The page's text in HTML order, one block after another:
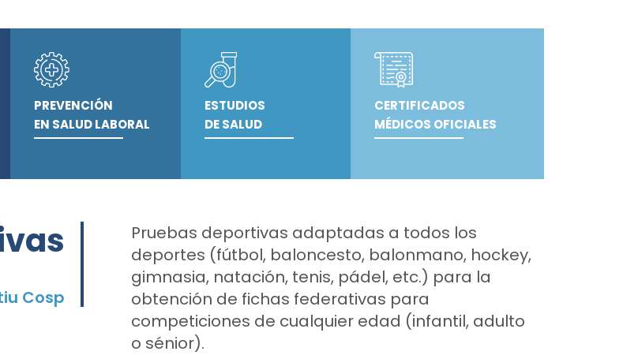
PREVENCIÓN
EN SALUD LABORAL
ESTUDIOS
DE SALUD
CERTIFICADOS
MÉDICOS OFICIALES
Cosp
Pruebas deportivas adaptadas a todos los
deportes (fútbol, baloncesto, balonmano, hockey,
gimnasia, natación, tenis, pádel, etc.) para la
obtención de fichas federativas para
competiciones de cualquier edad (infantil, adulto
o sénior).